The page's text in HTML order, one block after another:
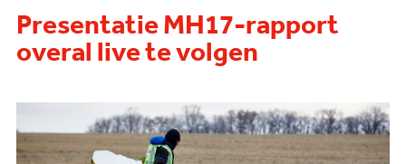
Presentatie MH17-rapport
overal live te volgen